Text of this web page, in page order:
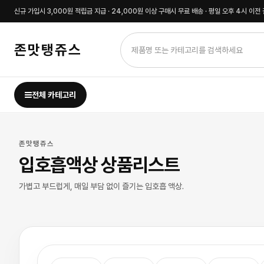
신규 가입시 3,000원 적립금 지급 · 24,000원 이상 구매시 무료 배송 · 평일 오후 4시 이전
존맛탱쥬스
전체 카테고리
존맛탱쥬스
입호흡액상 상품리스트
가볍고 부드럽게, 매일 부담 없이 즐기는 입호흡 액상.